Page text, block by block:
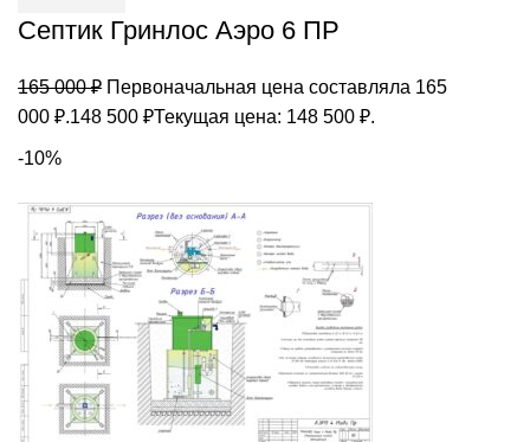
Септик Гринлос Аэро 6 ПР
165 000₽ Первоначальная цена составляла 165
000 ₽.148 500 ₽Текущая цена: 148 500 ₽.
-10%